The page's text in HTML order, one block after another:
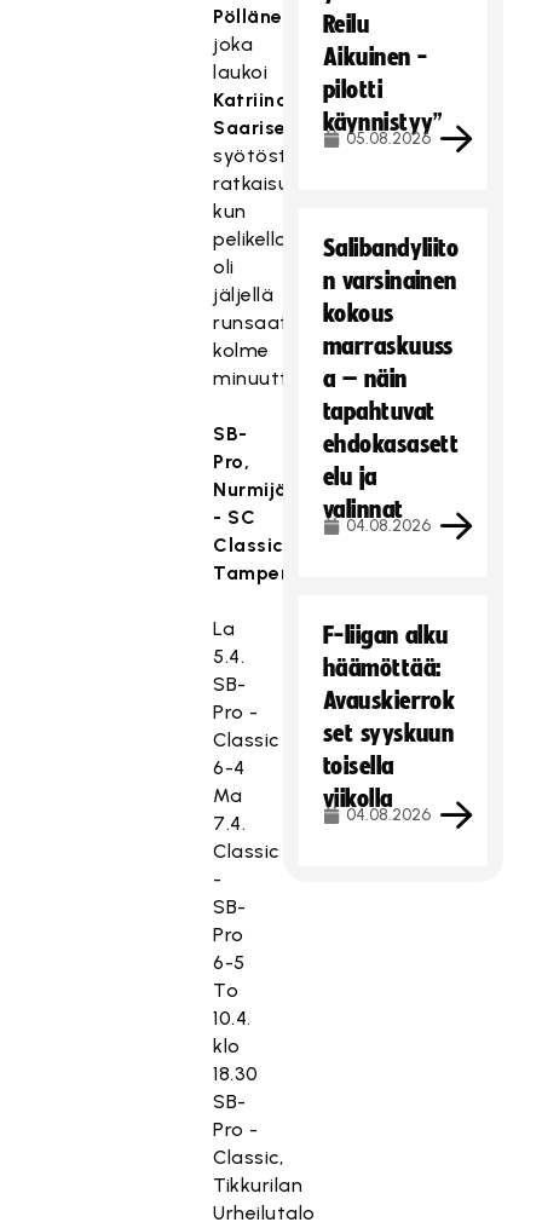
Pöllänen
joka
laukoi
Katriina
Saarisen
syötöstä
ratkaisun
kun
pelikellossa
oli
jäljellä
runsaat
kolme
minuuttia.
SB-
Pro,
Nurmijärvi
- SC
Classic,
Tampere
La
5.4.
SB-
Pro -
Classic
6-4
Ma
7.4.
Classic
-
SB-
Pro
6-5
To
10.4.
klo
18.30
SB-
Pro -
Classic,
Tikkurilan
Urheilutalo
Reilu
Aikuinen -
pilotti
käynnistyy”
05.08.2026
Salibandyliito
n varsinainen
kokous
marraskuuss
a – näin
tapahtuvat
ehdokasasett
elu ja
valinnat
04.08.2026
F-liigan alku
häämöttää:
Avauskierrok
set syyskuun
toisella
viikolla
04.08.2026